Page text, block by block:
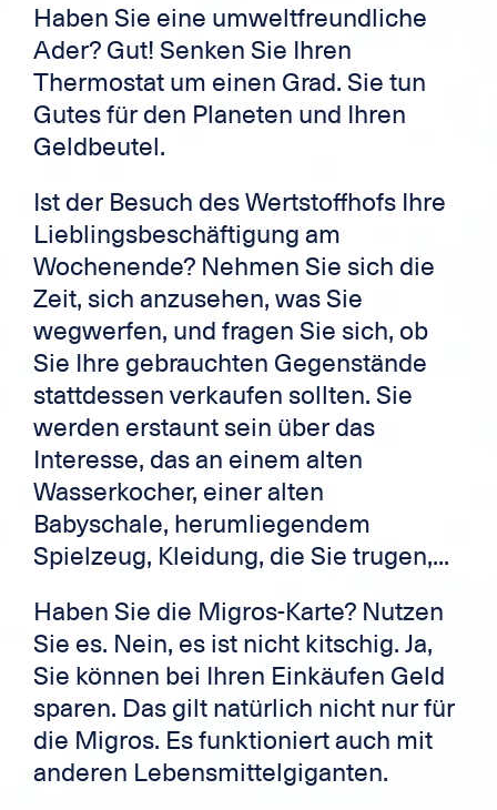
Haben Sie eine umweltfreundliche
Ader? Gut! Senken Sie Ihren
Thermostat um einen Grad. Sie tun
Gutes für den Planeten und Ihren
Geldbeutel.
Ist der Besuch des Wertstoffhofs Ihre
Lieblingsbeschäftigung am
Wochenende? Nehmen Sie sich die
Zeit, sich anzusehen, was Sie
wegwerfen, und fragen Sie sich, ob
Sie Ihre gebrauchten Gegenstände
stattdessen verkaufen sollten. Sie
werden erstaunt sein über das
Interesse, das an einem alten
Wasserkocher, einer alten
Babyschale, herumliegendem
Spielzeug, Kleidung, die Sie trugen,...
Haben Sie die Migros-Karte? Nutzen
Sie es. Nein, es ist nicht kitschig. Ja,
Sie können bei Ihren Einkäufen Geld
sparen. Das gilt natürlich nicht nur für
die Migros. Es funktioniert auch mit
anderen Lebensmittelgiganten.